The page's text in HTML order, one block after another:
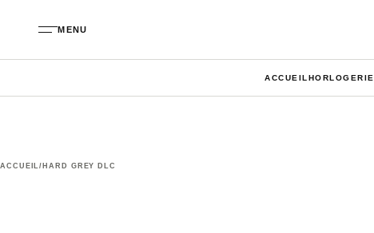
MENU
ACCUEIL HORLOGERIE
ACCUEIL/ HARD GREY DLC